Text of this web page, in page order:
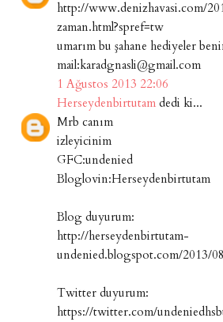
http://www.denizhavasi.com/
zaman.html?spref=tw
umarım bu şahane hediyeler
mail:karadgnasli@gmail.com
1 Ağustos 2013 22:06
Herseydenbirtutamdedi ki...
Mrb canım
izleyicinim
GFC:undenied
Bloglovin:Herseydenbirtutam
Blog duyurum:
http://herseydenbirtutam-
undenied.blogspot.com/2013/
Twitter duyurum:
https://twitter.com/